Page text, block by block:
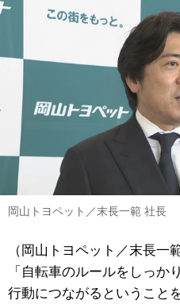
岡山トヨペット／末長一範 社長
（岡山トヨペット／末長一
「自転車のルールをしっか
行動につながるということ